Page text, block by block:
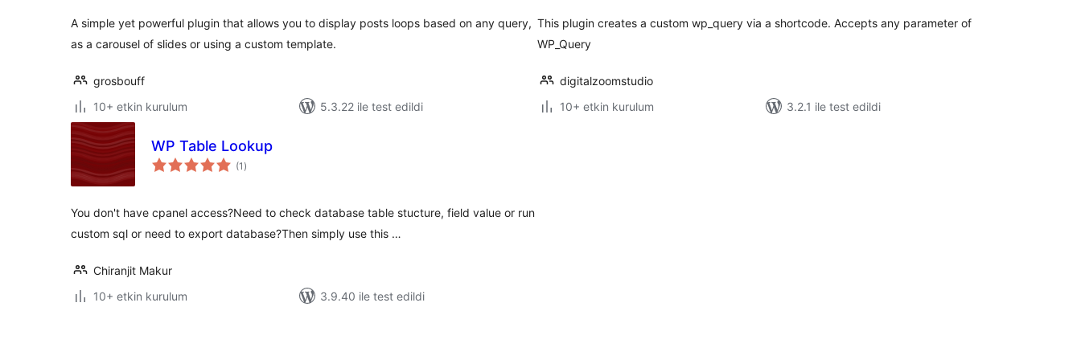
A simple yet powerful plugin that allows you to display posts loops based on any query,
as a carousel of slides or using a custom template.
grosbouff
10+ etkin kurulum
5.3.22 ile test edildi
This plugin creates a custom wp_query via a shortcode. Accepts any parameter of
WP_Query
digitalzoomstudio
10+ etkin kurulum
3.2.1 ile test edildi
WP Table Lookup
(1 toplam
puan
)
You don't have cpanel access?Need to check database table stucture, field value or run
custom sql or need to export database?Then simply use this …
Chiranjit Makur
10+ etkin kurulum
3.9.40 ile test edildi